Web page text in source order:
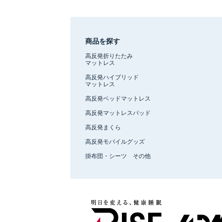
商品を探す
高反発折りたたみ
マットレス
高反発ハイブリッド
マットレス
高反発ベッドマットレス
高反発マットレスパッド
高反発まくら
高反発モバイルグッズ
掛布団・シーツ その他